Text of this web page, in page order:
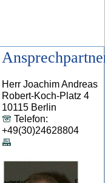
Herr Joachim Andreas
Robert-Koch-Platz 4
10115 Berlin
Telefon:
+49(30)24628804